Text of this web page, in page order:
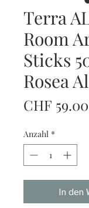
Terra
Room
Sticks
Rosea
CHF 59.00
Anzahl *
In den